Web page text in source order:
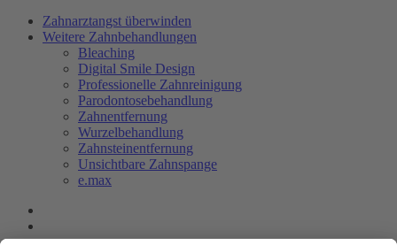
Zahnarztangst überwinden
Weitere Zahnbehandlungen
Bleaching
Digital Smile Design
Professionelle Zahnreinigung
Parodontosebehandlung
Zahnentfernung
Wurzelbehandlung
Zahnsteinentfernung
Unsichtbare Zahnspange
e.max